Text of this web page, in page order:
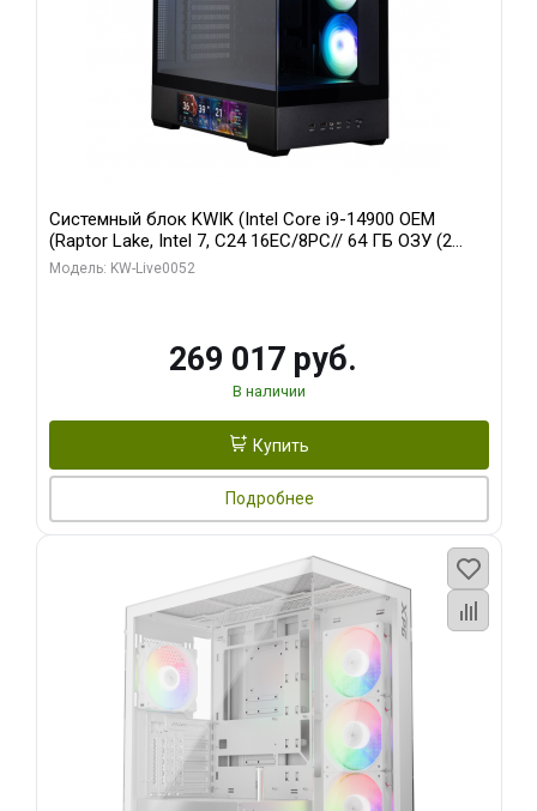
Системный блок KWIK (Intel Core i9-14900 OEM
(Raptor Lake, Intel 7, C24 16EC/8PC// 64 ГБ ОЗУ (2
модуля)/ Palit RTX5080 GAMINGPRO OC 16GB GDDR7
Модель: KW-Live0052
269 017 руб.
В наличии
Купить
Подробнее